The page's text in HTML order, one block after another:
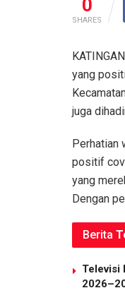
0
SHARES
yang
juga
Perhatian
positif
yang
Dengan
Berita
Televisi